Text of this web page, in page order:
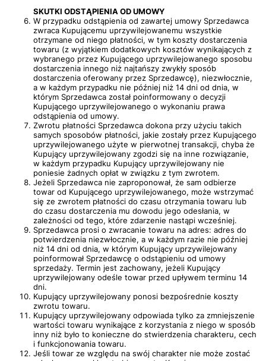
SKUTKI ODSTĄPIENIA OD UMOWY
W przypadku odstąpienia od zawartej umowy Sprzedawca
zwraca Kupującemu uprzywilejowanemu wszystkie
otrzymane od niego płatności, w tym koszty dostarczenia
towaru (z wyjątkiem dodatkowych kosztów wynikających z
wybranego przez Kupującego uprzywilejowanego sposobu
dostarczenia innego niż najtańszy zwykły sposób
dostarczenia oferowany przez Sprzedawcę), niezwłocznie,
a w każdym przypadku nie później niż 14 dni od dnia, w
którym Sprzedawca został poinformowany o decyzji
Kupującego uprzywilejowanego o wykonaniu prawa
odstąpienia od umowy.
Zwrotu płatności Sprzedawca dokona przy użyciu takich
samych sposobów płatności, jakie zostały przez Kupującego
uprzywilejowanego użyte w pierwotnej transakcji, chyba że
Kupujący uprzywilejowany zgodzi się na inne rozwiązanie,
w każdym przypadku Kupujący uprzywilejowany nie
poniesie żadnych opłat w związku z tym zwrotem.
Jeżeli Sprzedawca nie zaproponował, że sam odbierze
towar od Kupującego uprzywilejowanego, może wstrzymać
się ze zwrotem płatności do czasu otrzymania towaru lub
do czasu dostarczenia mu dowodu jego odesłania, w
zależności od tego, które zdarzenie nastąpi wcześniej.
Sprzedawca prosi o zwracanie towaru na adres: adres do
potwierdzenia niezwłocznie, a w każdym razie nie później
niż 14 dni od dnia, w którym Kupujący uprzywilejowany
poinformował Sprzedawcę o odstąpieniu od umowy
sprzedaży. Termin jest zachowany, jeżeli Kupujący
uprzywilejowany odeśle towar przed upływem terminu 14
dni.
Kupujący uprzywilejowany ponosi bezpośrednie koszty
zwrotu towaru.
Kupujący uprzywilejowany odpowiada tylko za zmniejszenie
wartości towaru wynikające z korzystania z niego w sposób
inny niż było to konieczne do stwierdzenia charakteru, cech
i funkcjonowania towaru.
Jeśli towar ze względu na swój charakter nie może zostać